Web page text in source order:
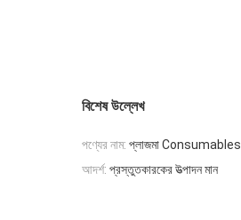
বিশেষ উল্লেখ
পণ্যের নাম: প্লাজমা Consumables
আদর্শ: প্রস্তুতকারকের উত্পাদন মান